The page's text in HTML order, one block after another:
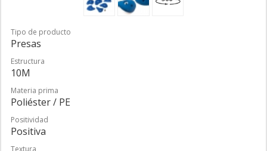
Tipo de producto
Presas
Estructura
10M
Materia prima
Poliéster / PE
Positividad
Positiva
Textura